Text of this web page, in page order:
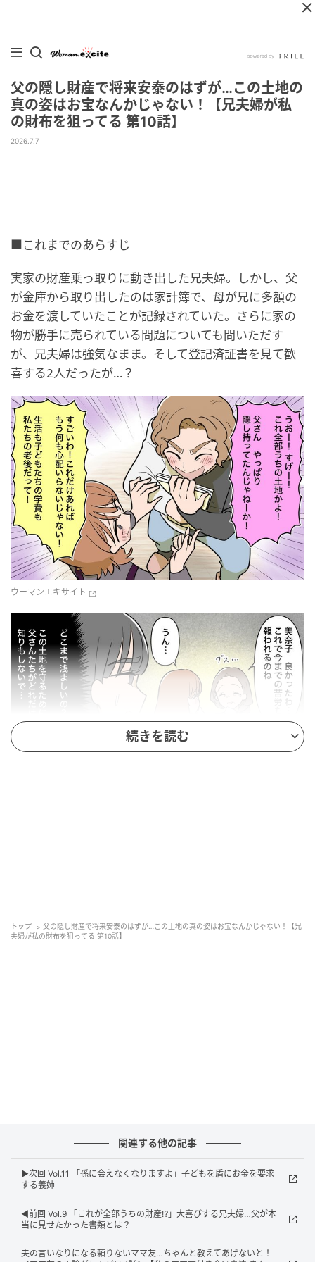
父の隠し財産で将来安泰のはずが…この土地の
真の姿はお宝なんかじゃない！【兄夫婦が私
の財布を狙ってる 第10話】
2026.7.7
■これまでのあらすじ
実家の財産乗っ取りに動き出した兄夫婦。しかし、父
が金庫から取り出したのは家計簿で、母が兄に多額の
お金を渡していたことが記録されていた。さらに家の
物が勝手に売られている問題についても問いただす
が、兄夫婦は強気なまま。そして登記済証書を見て歓
喜する2人だったが…？
ウーマンエキサイト
ウーマンエキサイト
続きを読む
トップ
父の隠し財産で将来安泰のはずが…この土地の真の姿はお宝なんかじゃない！【兄
夫婦が私の財布を狙ってる 第10話】
関連する他の記事
▶︎次回 Vol.11 「孫に会えなくなりますよ」子どもを盾にお金を要求
する義姉
◀︎前回 Vol.9 「これが全部うちの財産⁉」大喜びする兄夫婦…父が本
当に見せたかった書類とは？
夫の言いなりになる頼りないママ友…ちゃんと教えてあげないと！